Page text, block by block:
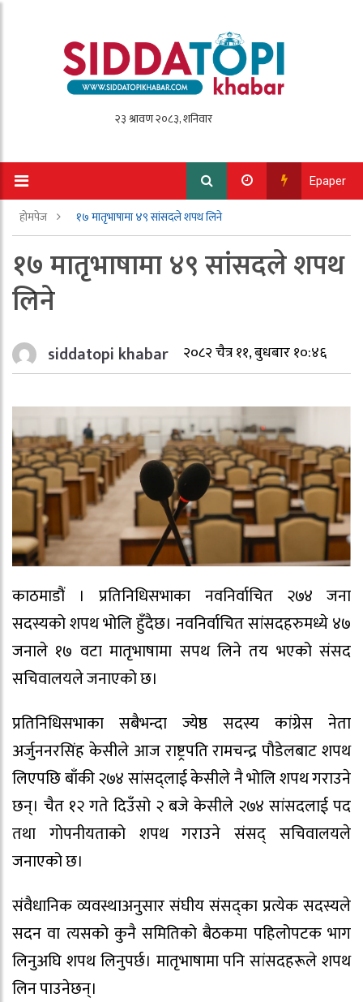
Epaper
होमपेज १७ मातृभाषामा ४९ सांसदले शपथ लिने
१७ मातृभाषामा ४९ सांसदले शपथ
लिने
siddatopi khabar २०८२ चैत्र ११, बुधबार १०:४६
काठमाडौं । प्रतिनिधिसभाका नवनिर्वाचित २७४ जना
सदस्यको शपथ भोलि हुँदैछ। नवनिर्वाचित सांसदहरुमध्ये ४७
जनाले १७ वटा मातृभाषामा सपथ लिने तय भएको संसद
सचिवालयले जनाएको छ।
प्रतिनिधिसभाका सबैभन्दा ज्येष्ठ सदस्य कांग्रेस नेता
अर्जुननरसिंह केसीले आज राष्ट्रपति रामचन्द्र पौडेलबाट शपथ
लिएपछि बाँकी २७४ सांसद्लाई केसीले नै भोलि शपथ गराउने
छन्। चैत १२ गते दिउँसो २ बजे केसीले २७४ सांसदलाई पद
तथा गोपनीयताको शपथ गराउने संसद् सचिवालयले
जनाएको छ।
संवैधानिक व्यवस्थाअनुसार संघीय संसद्का प्रत्येक सदस्यले
सदन वा त्यसको कुनै समितिको बैठकमा पहिलोपटक भाग
लिनुअघि शपथ लिनुपर्छ। मातृभाषामा पनि सांसदहरूले शपथ
लिन पाउनेछन्।